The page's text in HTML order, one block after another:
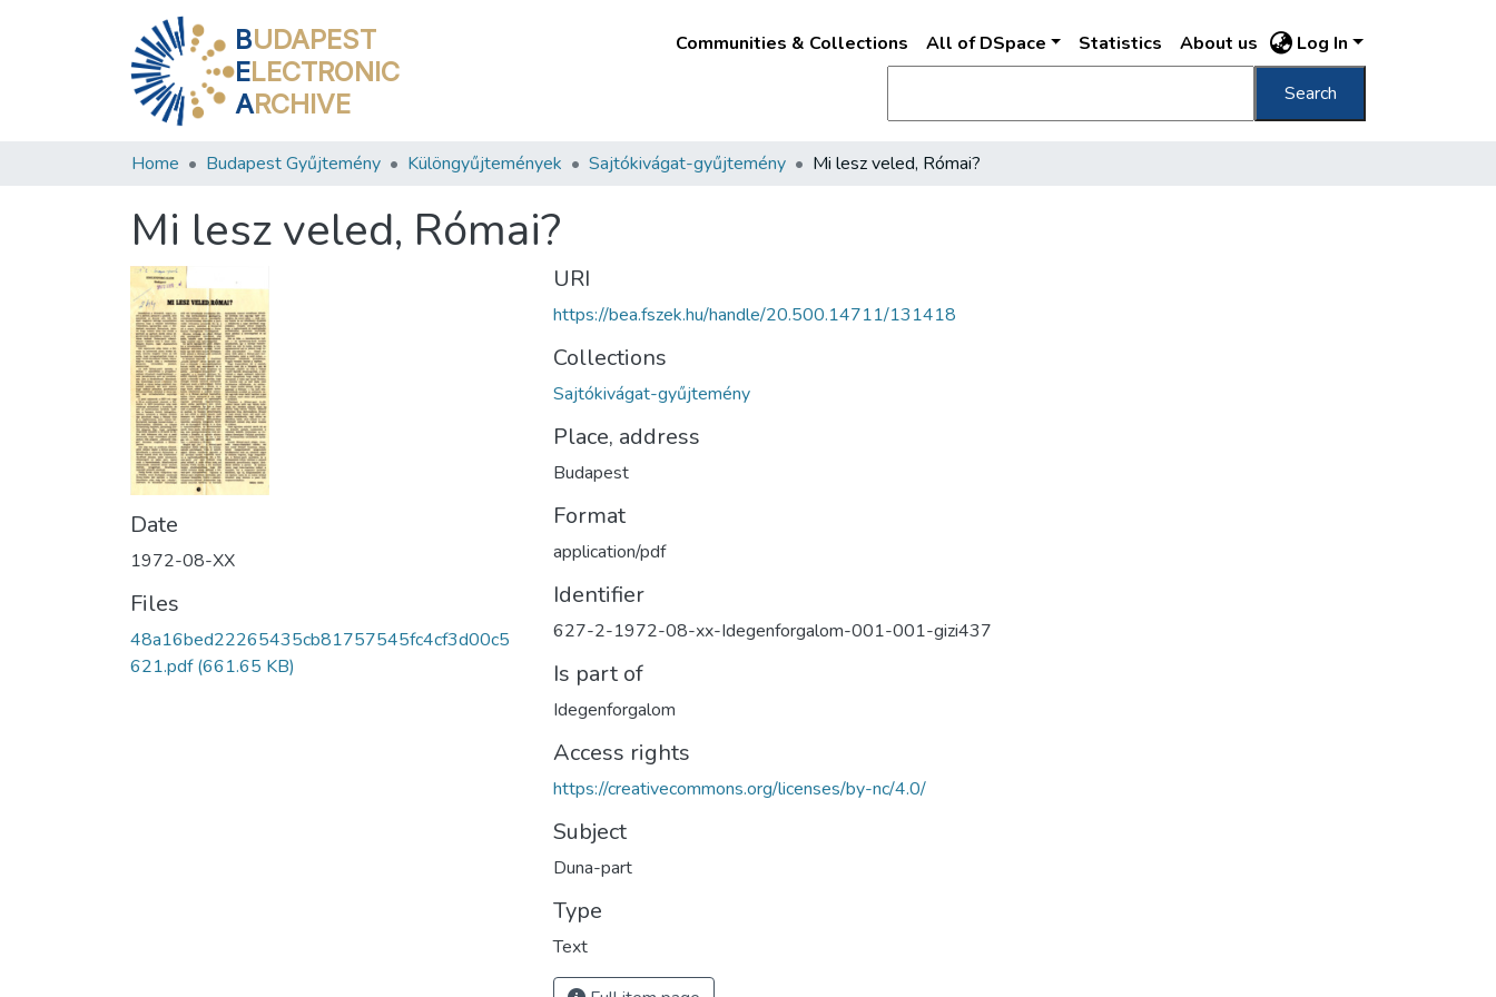
BUDAPEST
ELECTRONIC
ARCHIVE
Communities & Collections All of DSpace Statistics About us Log In
Search
Home Budapest Gyűjtemény Különgyűjtemények Sajtókivágat-gyűjtemény Mi lesz veled, Római?
Mi lesz veled, Római?
Date
1972-08-XX
Files
48a16bed22265435cb81757545fc4cf3d00c5
621.pdf(661.65 KB)
URI
https://bea.fszek.hu/handle/20.500.14711/131418
Collections
Sajtókivágat-gyűjtemény
Place, address
Budapest
Format
application/pdf
Identifier
627-2-1972-08-xx-Idegenforgalom-001-001-gizi437
Is part of
Idegenforgalom
Access rights
https://creativecommons.org/licenses/by-nc/4.0/
Subject
Duna-part
Type
Text